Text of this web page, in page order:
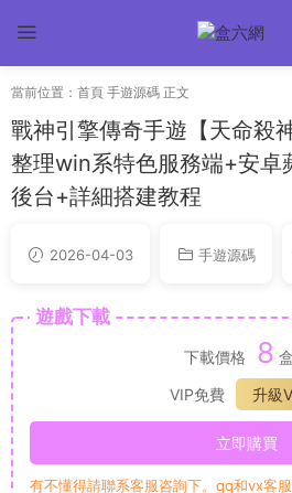
當前位置： 首頁 手遊源碼 正文
戰神引擎傳奇手遊【天命殺
整理win系特色服務端+安卓
後台+詳細搭建教程
2026-04-03 手遊源碼
遊戲下載
下載價格 8
VIP免費
升級
立即購買
有不懂得請聯系客服咨詢下。qq和vx客